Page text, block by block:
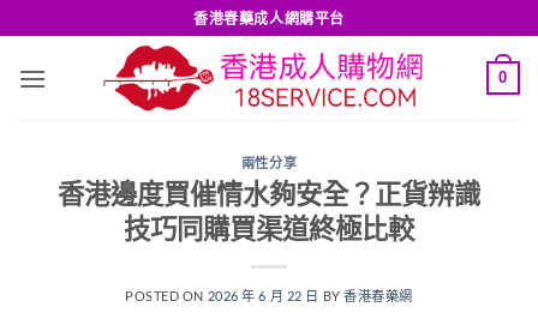
to
content
香港春藥成人網購平台
0
兩性分享
香港邊度買催情水夠安全？正貨辨識
技巧同購買渠道終極比較
POSTED ON 2026 年 6 月 22 日 BY香港春藥網